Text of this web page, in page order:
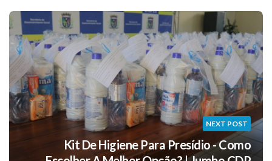
NEXT POST
Kit De Higiene Para Presídio - Como